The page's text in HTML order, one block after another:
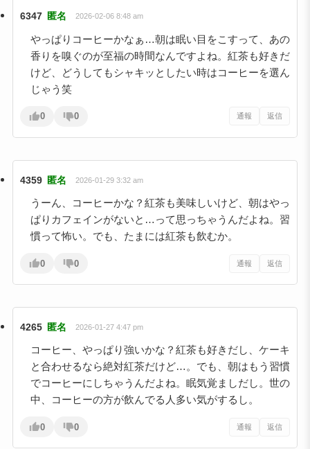
6347 匿名 2026-02-06 8:48 am
やっぱりコーヒーかなぁ…朝は眠い目をこすって、あの
香りを嗅ぐのが至福の時間なんですよね。紅茶も好きだ
けど、どうしてもシャキッとしたい時はコーヒーを選ん
じゃう笑
0 0 通報 返信
4359 匿名 2026-01-29 3:32 am
うーん、コーヒーかな？紅茶も美味しいけど、朝はやっ
ぱりカフェインがないと…って思っちゃうんだよね。習
慣って怖い。でも、たまには紅茶も飲むか。
0 0 通報 返信
4265 匿名 2026-01-27 4:47 pm
コーヒー、やっぱり強いかな？紅茶も好きだし、ケーキ
と合わせるなら絶対紅茶だけど…。でも、朝はもう習慣
でコーヒーにしちゃうんだよね。眠気覚ましだし。世の
中、コーヒーの方が飲んでる人多い気がするし。
0 0 通報 返信